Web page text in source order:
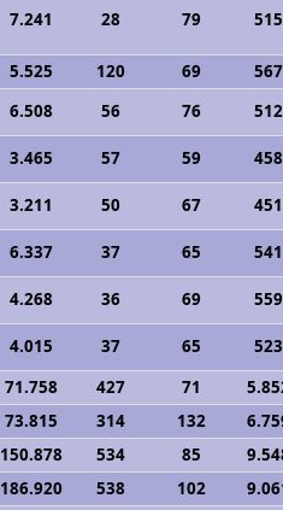
7.241 28 79
5.525 120 69
6.508 56 76
3.465 57 59
3.211 50 67
6.337 37 65
4.268 36 69
4.015 37 65
71.758 427 71
73.815 314 132
150.878 534 85
186.920 538 102